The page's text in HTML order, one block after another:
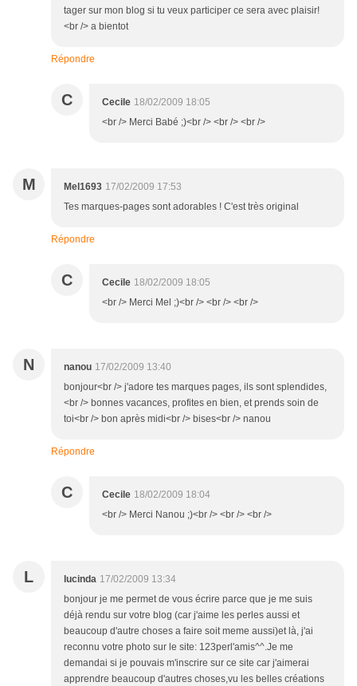
tager sur mon blog si tu veux participer ce sera avec plaisir!
<br /> a bientot
Répondre
C Cecile 18/02/2009 18:05
<br /> Merci Babé ;)<br /> <br /> <br />
M Mel1693 17/02/2009 17:53
Tes marques-pages sont adorables ! C'est très original
Répondre
C Cecile 18/02/2009 18:05
<br /> Merci Mel ;)<br /> <br /> <br />
N nanou 17/02/2009 13:40
bonjour<br /> j'adore tes marques pages, ils sont splendides,
<br /> bonnes vacances, profites en bien, et prends soin de
toi<br /> bon après midi<br /> bises<br /> nanou
Répondre
C Cecile 18/02/2009 18:04
<br /> Merci Nanou ;)<br /> <br /> <br />
L lucinda 17/02/2009 13:34
bonjour je me permet de vous écrire parce que je me suis
déjà rendu sur votre blog (car j'aime les perles aussi et
beaucoup d'autre choses a faire soit meme aussi)et là, j'ai
reconnu votre photo sur le site: 123perl'amis^^.Je me
demandai si je pouvais m'inscrire sur ce site car j'aimerai
apprendre beaucoup d'autres choses,vu les belles créations